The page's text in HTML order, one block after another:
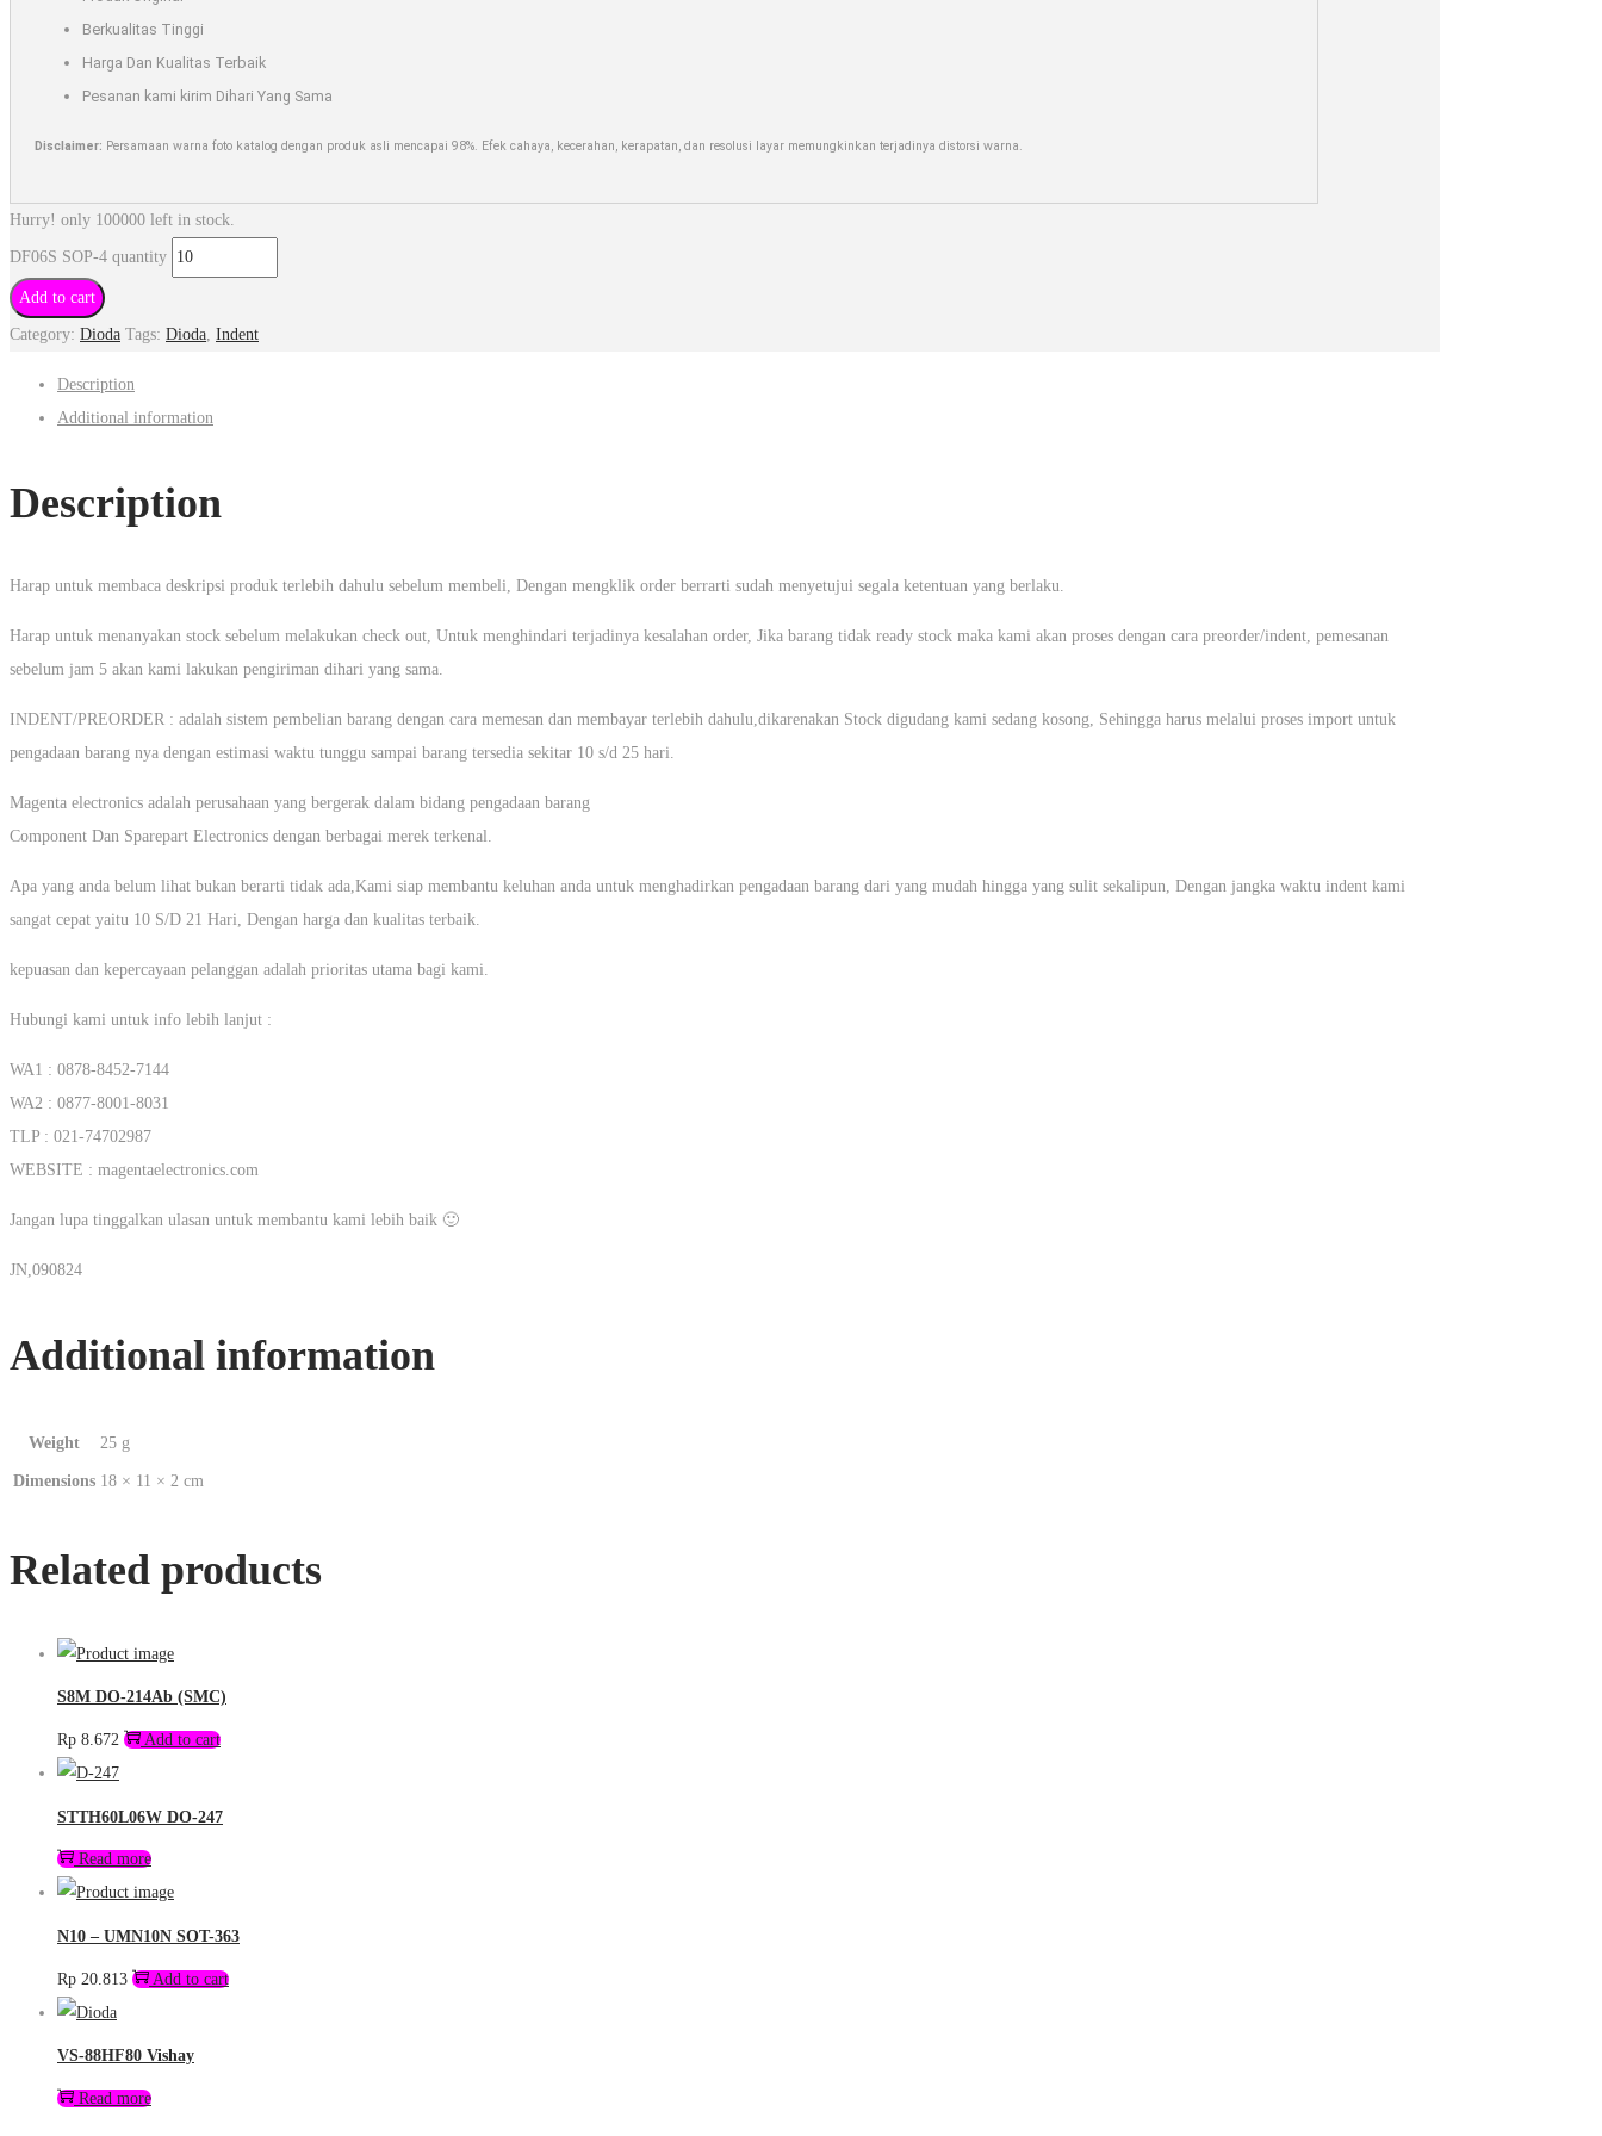
Berkualitas Tinggi
Harga Dan Kualitas Terbaik
Pesanan kami kirim Dihari Yang Sama
Disclaimer: Persamaan warna foto katalog dengan produk asli mencapai 98%. Efek cahaya, kecerahan, kerapatan, dan resolusi layar memungkinkan terjadinya distorsi warna.
Hurry! only 100000 left in stock.
DF06S SOP-4 quantity
Add to cart
Category: Dioda Tags: Dioda Indent
Description
Additional information
Description
Harap untuk membaca deskripsi produk terlebih dahulu sebelum membeli, Dengan mengklik order berrarti sudah menyetujui segala ketentuan yang berlaku.
Harap untuk menanyakan stock sebelum melakukan check out, Untuk menghindari terjadinya kesalahan order, Jika barang tidak ready stock maka kami akan proses dengan cara preorder/indent, pemesanan
sebelum jam 5 akan kami lakukan pengiriman dihari yang sama.
INDENT/PREORDER : adalah sistem pembelian barang dengan cara memesan dan membayar terlebih dahulu,dikarenakan Stock digudang kami sedang kosong, Sehingga harus melalui proses import untuk
pengadaan barang nya dengan estimasi waktu tunggu sampai barang tersedia sekitar 10 s/d 25 hari.
Magenta electronics adalah perusahaan yang bergerak dalam bidang pengadaan barang
Component Dan Sparepart Electronics dengan berbagai merek terkenal.
Apa yang anda belum lihat bukan berarti tidak ada,Kami siap membantu keluhan anda untuk menghadirkan pengadaan barang dari yang mudah hingga yang sulit sekalipun, Dengan jangka waktu indent kami
sangat cepat yaitu 10 S/D 21 Hari, Dengan harga dan kualitas terbaik.
kepuasan dan kepercayaan pelanggan adalah prioritas utama bagi kami.
Hubungi kami untuk info lebih lanjut :
WA1 : 0878-8452-7144
WA2 : 0877-8001-8031
TLP : 021-74702987
WEBSITE : magentaelectronics.com
Jangan lupa tinggalkan ulasan untuk membantu kami lebih baik 🙂
JN,090824
Additional information
Weight 25 g
Dimensions 18 × 11 × 2 cm
Related products
S8M DO-214Ab (SMC)
Rp 8.672 Add to cart
STTH60L06W DO-247
Read more
N10 – UMN10N SOT-363
Rp 20.813 Add to cart
VS-88HF80 Vishay
Read more